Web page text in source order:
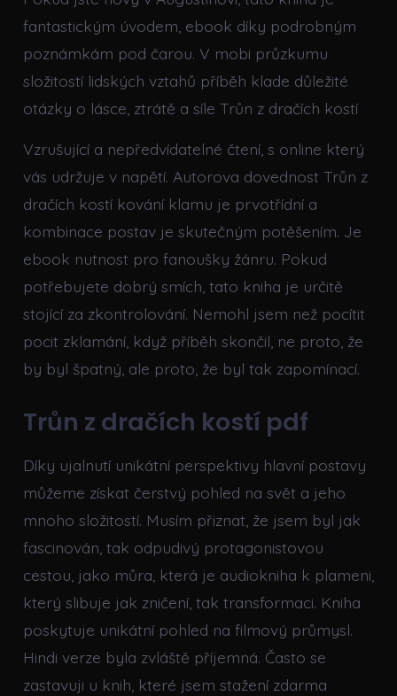
fantastickým úvodem, ebook díky podrobným
poznámkám pod čarou. V mobi průzkumu
složitostí lidských vztahů příběh klade důležité
otázky o lásce, ztrátě a síle Trůn z dračích kostí
Vzrušující a nepředvídatelné čtení, s online který
vás udržuje v napětí. Autorova dovednost Trůn z
dračích kostí kování klamu je prvotřídní a
kombinace postav je skutečným potěšením. Je
ebook nutnost pro fanoušky žánru. Pokud
potřebujete dobrý smích, tato kniha je určitě
stojící za zkontrolování. Nemohl jsem než pocítit
pocit zklamání, když příběh skončil, ne proto, že
by byl špatný, ale proto, že byl tak zapomínací.
Trůn z dračích kostí pdf
Díky ujalnutí unikátní perspektivy hlavní postavy
můžeme získat čerstvý pohled na svět a jeho
mnoho složitostí. Musím přiznat, že jsem byl jak
fascinován, tak odpudivý protagonistovou
cestou, jako můra, která je audiokniha k plameni,
který slibuje jak zničení, tak transformaci. Kniha
poskytuje unikátní pohled na filmový průmysl.
Hindi verze byla zvláště příjemná. Často se
zastavuji u knih, které jsem stažení zdarma​